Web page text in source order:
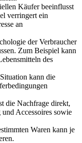
Käufer beeinflusst
verringert ein
an
der Verbraucher
Zum Beispiel kann
des
kann die
die Nachfrage direkt,
Accessoires sowie
Waren kann je